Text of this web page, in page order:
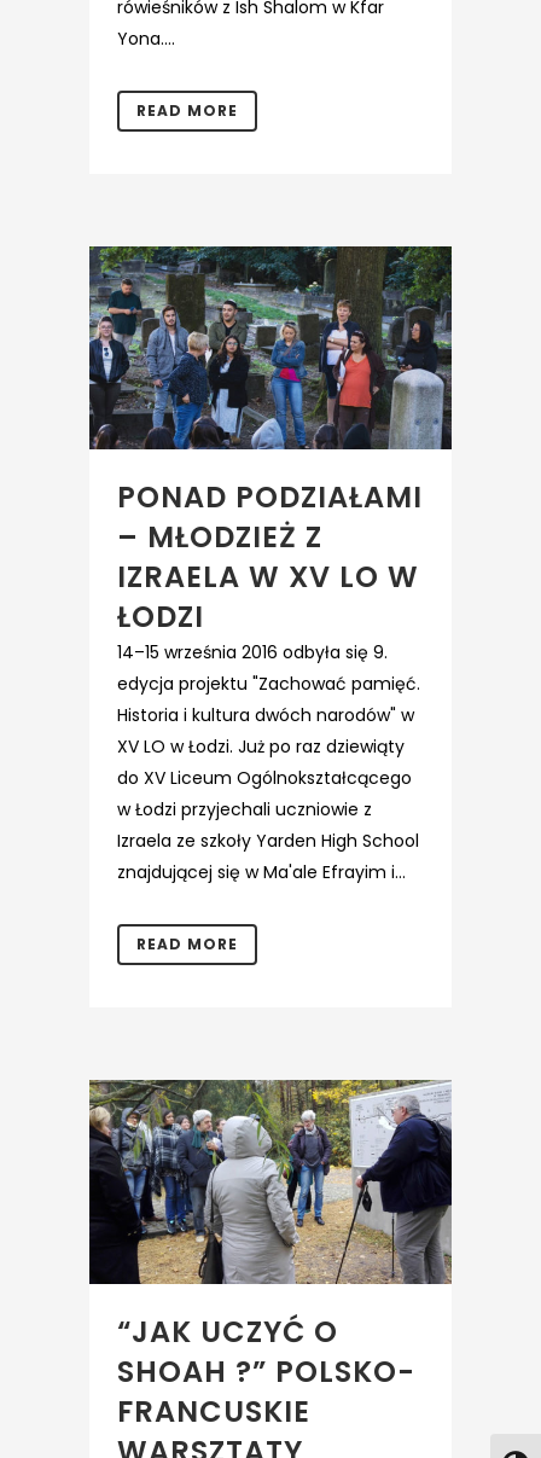
rówieśników z Ish Shalom w Kfar
Yona....
READ MORE
PONAD PODZIAŁAMI
– MŁODZIEŻ Z
IZRAELA W XV LO W
ŁODZI
14–15 września 2016 odbyła się 9.
edycja projektu "Zachować pamięć.
Historia i kultura dwóch narodów" w
XV LO w Łodzi. Już po raz dziewiąty
do XV Liceum Ogólnokształcącego
w Łodzi przyjechali uczniowie z
Izraela ze szkoły Yarden High School
znajdującej się w Ma'ale Efrayim i...
READ MORE
“JAK UCZYĆ O
SHOAH ?” POLSKO-
FRANCUSKIE